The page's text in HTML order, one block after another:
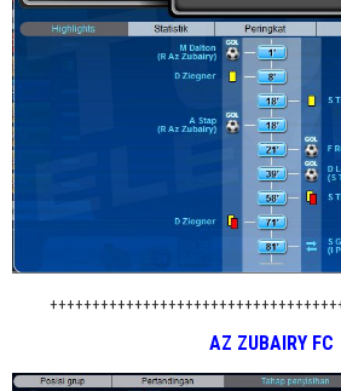
AZ ZUBAIRY FC